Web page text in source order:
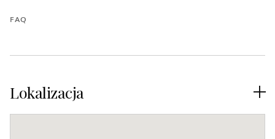
FAQ
Lokalizacja 